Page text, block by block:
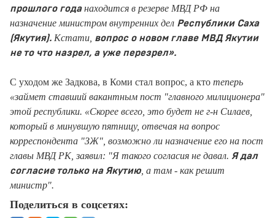
прошлого годанаходится в резерве МВД РФ на
назначение министром внутренних дел Республики Саха
(Якутия). Кстати, вопрос о новом главе МВД Якутии
не то что назрел, а уже перезрел».
С уходом же Задкова, в Коми стал вопрос, а кто теперь
«займет ставший вакантным пост "главного милиционера"
этой республики. «Скорее всего, это будет не г-н Силаев,
который в минувшую пятницу, отвечая на вопрос
корреспондента "ЗЖ", возможно ли назначение его на пост
главы МВД РК, заявил: "Я такого согласия не давал. Я дал
согласие только на Якутию , а там - как решит
министр".
Поделиться в соцсетях: